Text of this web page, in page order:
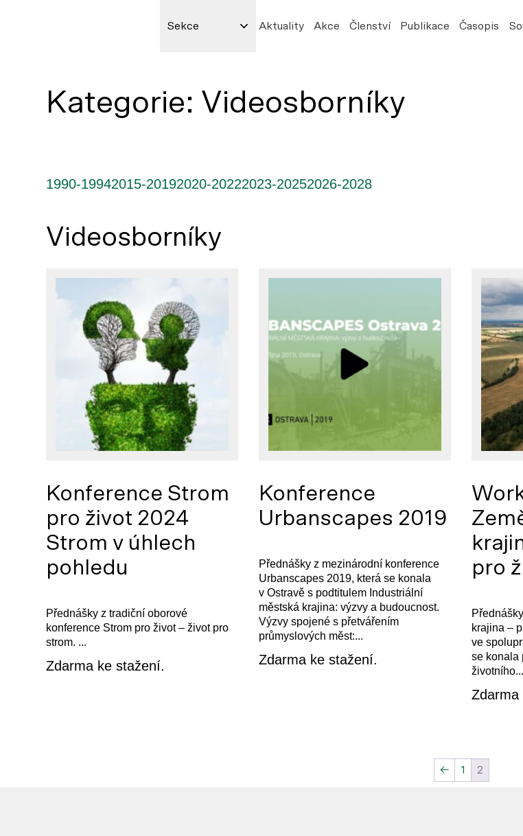
Sekce Aktuality Akce Členství Publikace Časopis
Kategorie: Videosborníky
1990-19942015-20192020-20222023-20252026-2028
Videosborníky
Konference Strom
pro život 2024
Strom v úhlech
pohledu
Přednášky z tradiční oborové
konference Strom pro život – život pro
strom. ...
Zdarma ke stažení.
Konference
Urbanscapes 2019
Přednášky z mezinárodní konference
Urbanscapes 2019, která se konala
v Ostravě s podtitulem Industriální
městská krajina: výzvy a budoucnost.
Výzvy spojené s přetvářením
průmyslových měst:...
Zdarma ke stažení.
pro
krajina –
ve
se konala
životního...
Zdarma
← 1 2